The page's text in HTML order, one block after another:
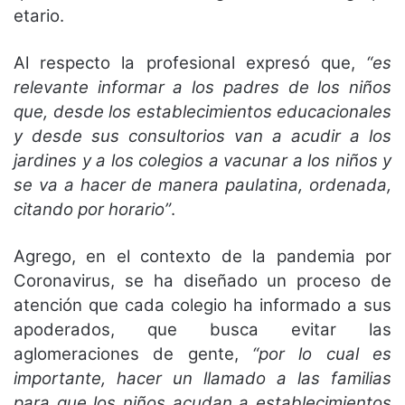
etario.
Al respecto la profesional expresó que, “es
relevante informar a los padres de los niños
que, desde los establecimientos educacionales
y desde sus consultorios van a acudir a los
jardines y a los colegios a vacunar a los niños y
se va a hacer de manera paulatina, ordenada,
citando por horario”.
Agrego, en el contexto de la pandemia por
Coronavirus, se ha diseñado un proceso de
atención que cada colegio ha informado a sus
apoderados, que busca evitar las
aglomeraciones de gente, “por lo cual es
importante, hacer un llamado a las familias